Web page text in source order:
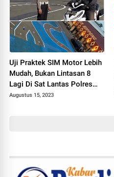
Uji Praktek SIM Motor Lebih
Mudah, Bukan Lintasan 8
Lagi Di Sat Lantas Polres
Soppeng
Augustus 15, 2023